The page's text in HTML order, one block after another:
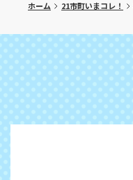
ホーム 21市町いまコレ！